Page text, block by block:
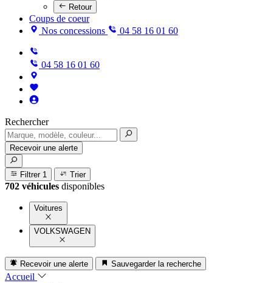
Retour
Coups de coeur
Nos concessions
04 58 16 01 60
04 58 16 01 60
Rechercher
Recevoir une alerte
Filtrer 1 Trier
702 véhicules disponibles
Voitures
VOLKSWAGEN
Recevoir une alerte Sauvegarder la recherche
Accueil